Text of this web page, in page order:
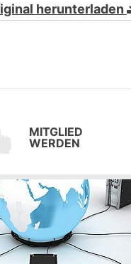
herunterladen
MITGLIED
WERDEN